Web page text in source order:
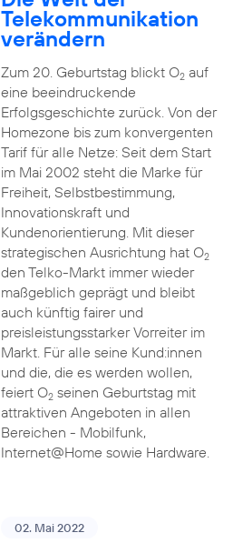
Telekommunikation
verändern
Zum 20. Geburtstag blickt O2auf
eine beeindruckende
Erfolgsgeschichte zurück. Von der
Homezone bis zum konvergenten
Tarif für alle Netze: Seit dem Start
im Mai 2002 steht die Marke für
Freiheit, Selbstbestimmung,
Innovationskraft und
Kundenorientierung. Mit dieser
strategischen Ausrichtung hat O2
den Telko-Markt immer wieder
maßgeblich geprägt und bleibt
auch künftig fairer und
preisleistungsstarker Vorreiter im
Markt. Für alle seine Kund:innen
und die, die es werden wollen,
feiert O2seinen Geburtstag mit
attraktiven Angeboten in allen
Bereichen - Mobilfunk,
Internet@Home sowie Hardware.
02. Mai 2022